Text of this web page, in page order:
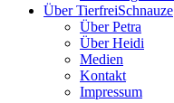
Über TierfreiSchnauze
Über Petra
Über Heidi
Medien
Kontakt
Impressum